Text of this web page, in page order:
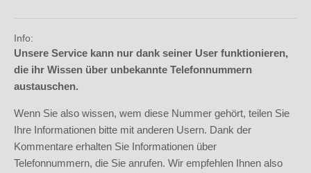
Info:
Unsere Service kann nur dank seiner User funktionieren,
die ihr Wissen über unbekannte Telefonnummern
austauschen.
Wenn Sie also wissen, wem diese Nummer gehört, teilen Sie
Ihre Informationen bitte mit anderen Usern. Dank der
Kommentare erhalten Sie Informationen über
Telefonnummern, die Sie anrufen. Wir empfehlen Ihnen also